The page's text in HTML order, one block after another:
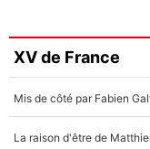
XV de France